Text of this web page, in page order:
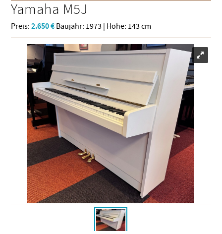
Yamaha M5J
Preis:2.650 € Baujahr: 1973 | Höhe: 143 cm